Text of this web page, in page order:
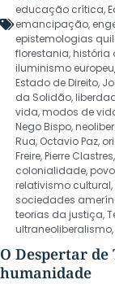
educação crítica,
emancipação,
epistemologias
florestania,história
iluminismo europeu,
Estado de Direito,
da Solidão,
vida,modos de
Nego Bispo,
Rua, Octavio Paz,
Freire,Pierre Clastres,
colonialidade,
relativismo cultural,
sociedades
teorias da justiça,
ultraneoliberalismo,
O Despertar
humanidade